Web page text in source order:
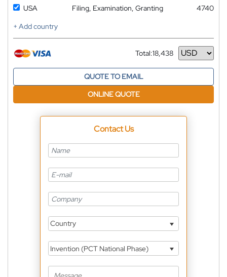
USA
Filing, Examination, Granting
4740
+ Add country
Total:18,438
Currency
QUOTE TO EMAIL
ONLINE QUOTE
Contact Us
Country
Invention (PCT National Phase)